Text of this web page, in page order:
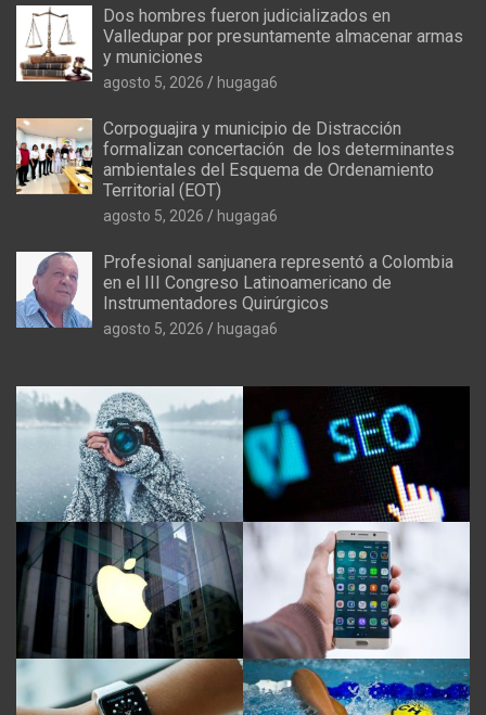
Dos hombres fueron judicializados en
Valledupar por presuntamente almacenar armas
y municiones
agosto 5, 2026 hugaga6
Corpoguajira y municipio de Distracción
formalizan concertación de los determinantes
ambientales del Esquema de Ordenamiento
Territorial (EOT)
agosto 5, 2026 hugaga6
Profesional sanjuanera representó a Colombia
en el III Congreso Latinoamericano de
Instrumentadores Quirúrgicos
agosto 5, 2026 hugaga6